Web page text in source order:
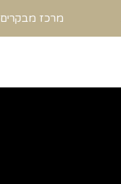
מרכז מבקרים